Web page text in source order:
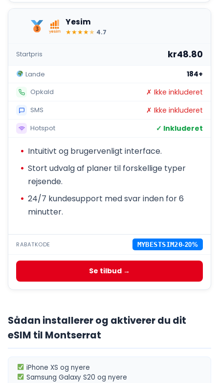
Yesim
★★★★★ 4.7
Startpris kr48.80
Lande 184+
Opkald ✗ Ikke inkluderet
SMS ✗ Ikke inkluderet
Hotspot ✓ Inkluderet
Intuitivt og brugervenligt interface.
Stort udvalg af planer til forskellige typer
rejsende.
24/7 kundesupport med svar inden for 6
minutter.
RABATKODE MYBESTSIM20-20%
Se tilbud →
Sådan installerer og aktiverer du dit
eSIM til Montserrat
iPhone XS og nyere
Samsung Galaxy S20 og nyere